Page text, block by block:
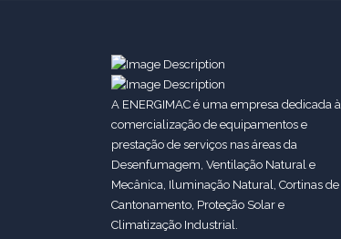
A ENERGIMAC é uma empresa dedicada à
comercialização de equipamentos e
prestação de serviços nas áreas da
Desenfumagem, Ventilação Natural e
Mecânica, Iluminação Natural, Cortinas de
Cantonamento, Proteção Solar e
Climatização Industrial.